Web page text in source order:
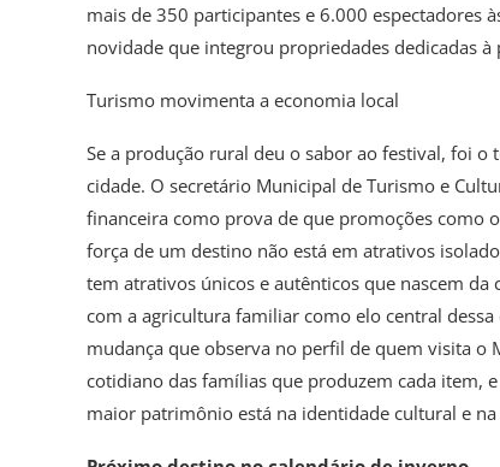
mais de 350 participantes e 6.000 espectadores
novidade que integrou propriedades dedicadas
Turismo movimenta a economia local
Se a produção rural deu o sabor ao festival, foi
cidade. O secretário Municipal de Turismo e
financeira como prova de que promoções como
força de um destino não está em atrativos
tem atrativos únicos e autênticos que nascem
com a agricultura familiar como elo central dessa
mudança que observa no perfil de quem visita o
cotidiano das famílias que produzem cada item,
maior patrimônio está na identidade cultural e